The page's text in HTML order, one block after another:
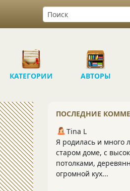
КАТЕГОРИИ АВТОРЫ
ПОСЛЕДНИЕ
Tina L
Я родилась и много
старом доме, с
потолками,
огромной кух...